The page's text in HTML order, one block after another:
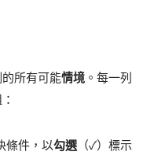
所有可能情境 。每一列
條件，以勾選 （✓）標示